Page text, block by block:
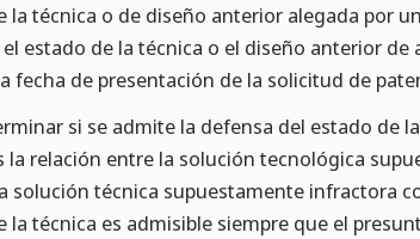
la técnica o de diseño anterior alegada por
estado de la técnica o el diseño anterior
fecha de presentación de la solicitud de
si se admite la defensa del estado de
la relación entre la solución tecnológica
solución técnica supuestamente infractora
la técnica es admisible siempre que el